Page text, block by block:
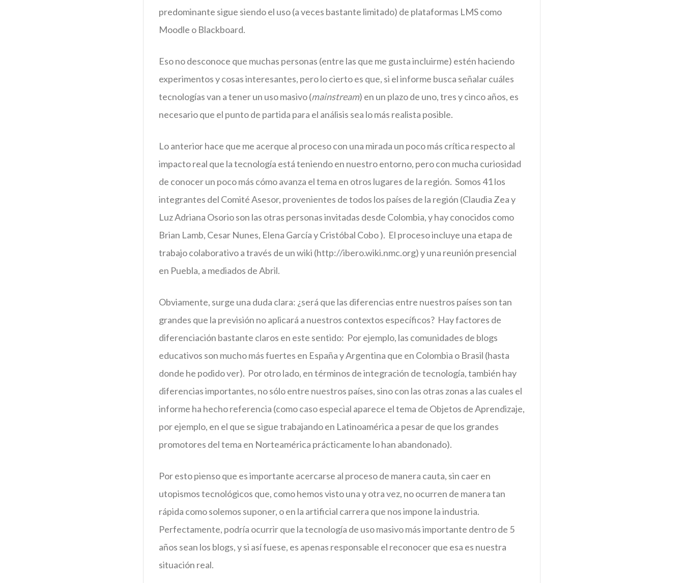
predominante sigue siendo el uso (a veces bastante limitado) de plataformas LMS como
Moodle o Blackboard.
Eso no desconoce que muchas personas (entre las que me gusta incluirme) estén haciendo
experimentos y cosas interesantes, pero lo cierto es que, si el informe busca señalar cuáles
tecnologías van a tener un uso masivo (mainstream) en un plazo de uno, tres y cinco años, es
necesario que el punto de partida para el análisis sea lo más realista posible.
Lo anterior hace que me acerque al proceso con una mirada un poco más crítica respecto al
impacto real que la tecnología está teniendo en nuestro entorno, pero con mucha curiosidad
de conocer un poco más cómo avanza el tema en otros lugares de la región. Somos 41 los
integrantes del Comité Asesor, provenientes de todos los países de la región (Claudia Zea y
Luz Adriana Osorio son las otras personas invitadas desde Colombia, y hay conocidos como
Brian Lamb, Cesar Nunes, Elena García y Cristóbal Cobo ). El proceso incluye una etapa de
trabajo colaborativo a través de un wiki (http://ibero.wiki.nmc.org) y una reunión presencial
en Puebla, a mediados de Abril.
Obviamente, surge una duda clara: ¿será que las diferencias entre nuestros países son tan
grandes que la previsión no aplicará a nuestros contextos específicos? Hay factores de
diferenciación bastante claros en este sentido: Por ejemplo, las comunidades de blogs
educativos son mucho más fuertes en España y Argentina que en Colombia o Brasil (hasta
donde he podido ver). Por otro lado, en términos de integración de tecnología, también hay
diferencias importantes, no sólo entre nuestros países, sino con las otras zonas a las cuales el
informe ha hecho referencia (como caso especial aparece el tema de Objetos de Aprendizaje,
por ejemplo, en el que se sigue trabajando en Latinoamérica a pesar de que los grandes
promotores del tema en Norteamérica prácticamente lo han abandonado).
Por esto pienso que es importante acercarse al proceso de manera cauta, sin caer en
utopismos tecnológicos que, como hemos visto una y otra vez, no ocurren de manera tan
rápida como solemos suponer, o en la artificial carrera que nos impone la industria.
Perfectamente, podría ocurrir que la tecnología de uso masivo más importante dentro de 5
años sean los blogs, y si así fuese, es apenas responsable el reconocer que esa es nuestra
situación real.